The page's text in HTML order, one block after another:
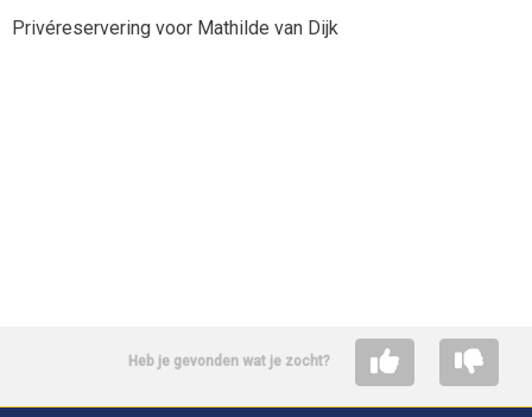
Privéreservering voor Mathilde van Dijk
Heb je gevonden wat je zocht?